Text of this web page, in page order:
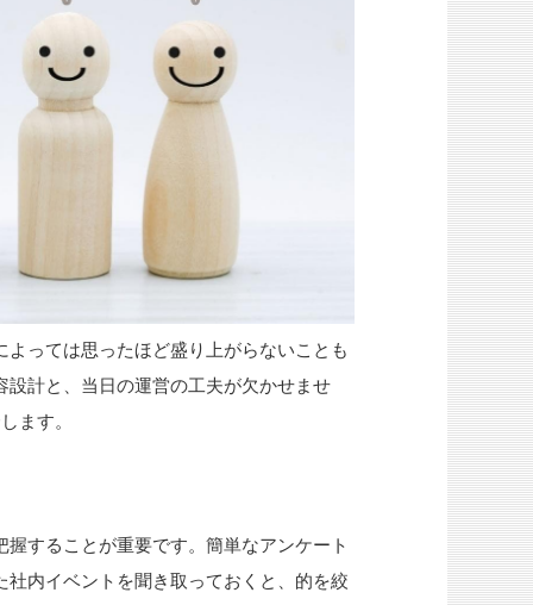
っては思ったほど盛り上がらないことも
計と、当日の運営の工夫が欠かせませ
ます。
することが重要です。簡単なアンケート
内イベントを聞き取っておくと、的を絞